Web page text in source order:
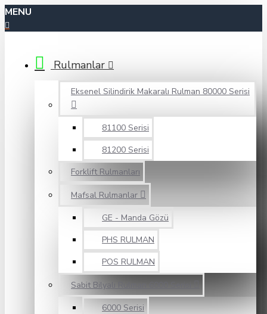
MENU
Rulmanlar
Eksenel Silindirik Makaralı Rulman 80000 Serisi
81100 Serisi
81200 Serisi
Forklift Rulmanları
Mafsal Rulmanlar
GE - Manda Gözü
PHS RULMAN
POS RULMAN
Sabit Bilyalı Rulman 6000 Serisi
6000 Serisi